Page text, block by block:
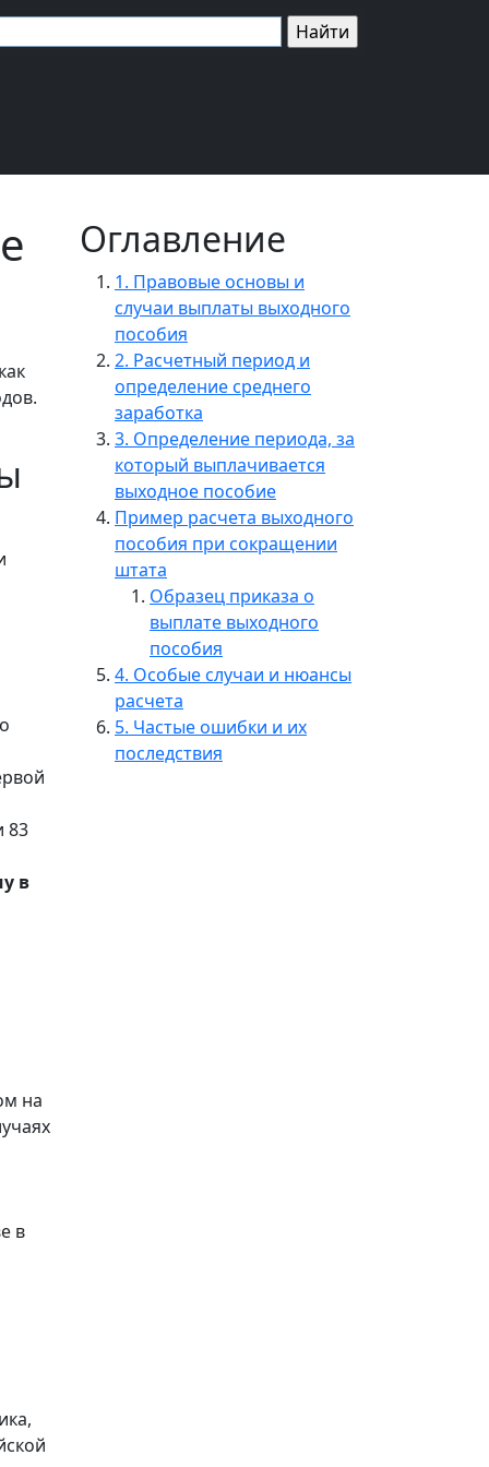
83
в
на
в
Оглавление
1. Правовые основы и
случаи выплаты выходного
пособия
2. Расчетный период и
определение среднего
заработка
3. Определение периода, за
который выплачивается
выходное пособие
Пример расчета выходного
пособия при сокращении
штата
Образец приказа о
выплате выходного
пособия
4. Особые случаи и нюансы
расчета
5. Частые ошибки и их
последствия